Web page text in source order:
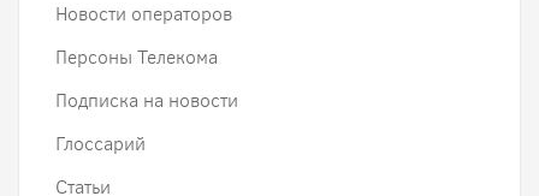
Новости операторов
Персоны Телекома
Подписка на новости
Глоссарий
Статьи